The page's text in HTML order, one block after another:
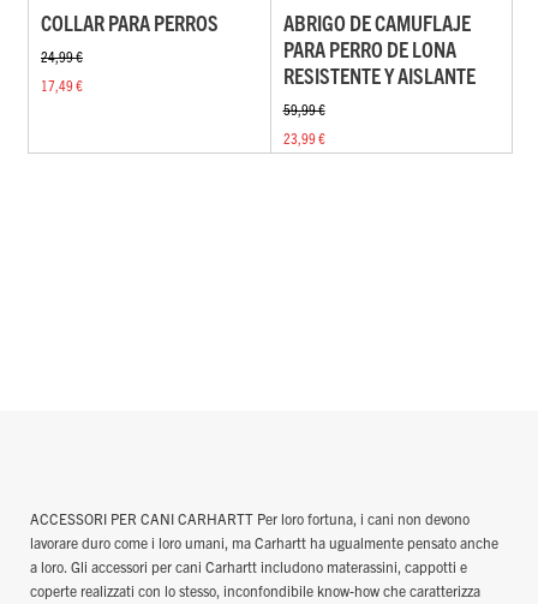
COLLAR PARA PERROS
24,99 €
17,49 €
ABRIGO DE CAMUFLAJE
PARA PERRO DE LONA
RESISTENTE Y AISLANTE
59,99 €
23,99 €
ACCESSORI PER CANI CARHARTT Per loro fortuna, i cani non devono
lavorare duro come i loro umani, ma Carhartt ha ugualmente pensato anche
a loro. Gli accessori per cani Carhartt includono materassini, cappotti e
coperte realizzati con lo stesso, inconfondibile know-how che caratterizza